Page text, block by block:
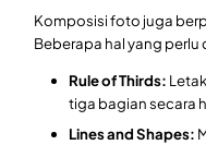
Komposisi foto juga
Beberapa hal yang
Rule of Thirds:
tiga bagian secara
Lines and Shapes: